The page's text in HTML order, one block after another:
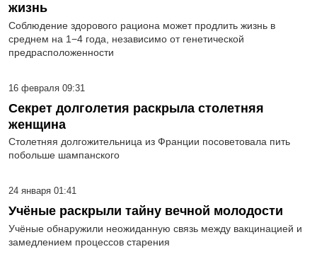
жизнь
Соблюдение здорового рациона может продлить жизнь в
среднем на 1−4 года, независимо от генетической
предрасположенности
16 февраля 09:31
Секрет долголетия раскрыла столетняя
женщина
Столетняя долгожительница из Франции посоветовала пить
побольше шампанского
24 января 01:41
Учёные раскрыли тайну вечной молодости
Учёные обнаружили неожиданную связь между вакцинацией и
замедлением процессов старения